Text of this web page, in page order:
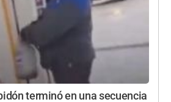
terminó en una secuencia